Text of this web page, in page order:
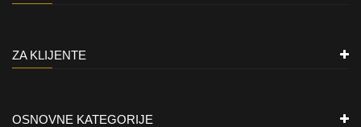
ZA KLIJENTE
OSNOVNE KATEGORIJE